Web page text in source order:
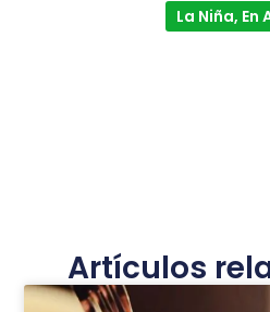
La Niña, En
Artículos